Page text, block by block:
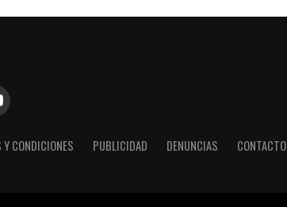
CONDICIONES PUBLICIDAD DENUNCIAS CONTACTO